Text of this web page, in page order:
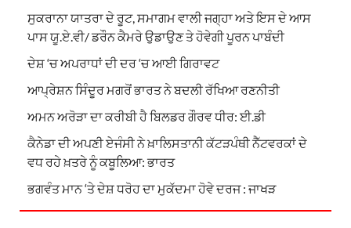
ਸੁਕਰਾਨਾ ਯਾਤਰਾ ਦੇ ਰੂਟ, ਸਮਾਗਮ ਵਾਲੀ ਜਗ੍ਹਾ ਅਤੇ ਇਸ ਦੇ ਆਸ
ਪਾਸ ਯੂ.ਏ.ਵੀ/ ਡਰੌਨ ਕੈਮਰੇ ਉਡਾਉਣ ਤੇ ਹੋਵੇਗੀ ਪੂਰਨ ਪਾਬੰਦੀ
ਦੇਸ਼ ‘ਚ ਅਪਰਾਧਾਂ ਦੀ ਦਰ ‘ਚ ਆਈ ਗਿਰਾਵਟ
ਆਪ੍ਰੇਸ਼ਨ ਸਿੰਦੂਰ ਮਗਰੋਂ ਭਾਰਤ ਨੇ ਬਦਲੀ ਰੱਖਿਆ ਰਣਨੀਤੀ
ਅਮਨ ਅਰੋੜਾ ਦਾ ਕਰੀਬੀ ਹੈ ਬਿਲਡਰ ਗੌਰਵ ਧੀਰ: ਈ.ਡੀ
ਕੈਨੇਡਾ ਦੀ ਅਪਣੀ ਏਜੰਸੀ ਨੇ ਖ਼ਾਲਿਸਤਾਨੀ ਕੱਟੜਪੰਥੀ ਨੈੱਟਵਰਕਾਂ ਦੇ
ਵਧ ਰਹੇ ਖ਼ਤਰੇ ਨੂੰ ਕਬੂਲਿਆ: ਭਾਰਤ
ਭਗਵੰਤ ਮਾਨ ‘ਤੇ ਦੇਸ਼ ਧਰੋਹ ਦਾ ਮੁਕੱਦਮਾ ਹੋਵੇ ਦਰਜ : ਜਾਖੜ